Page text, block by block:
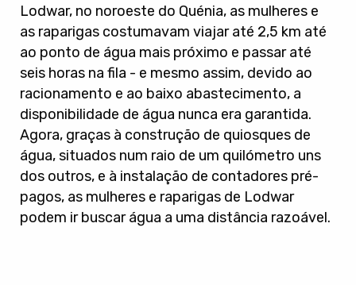
Lodwar, no noroeste do Quénia, as mulheres e
as raparigas costumavam viajar até 2,5 km até
ao ponto de água mais próximo e passar até
seis horas na fila - e mesmo assim, devido ao
racionamento e ao baixo abastecimento, a
disponibilidade de água nunca era garantida.
Agora, graças à construção de quiosques de
água, situados num raio de um quilómetro uns
dos outros, e à instalação de contadores pré-
pagos, as mulheres e raparigas de Lodwar
podem ir buscar água a uma distância razoável.